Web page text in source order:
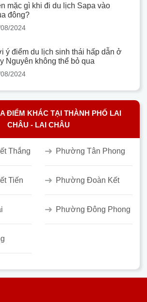
mặc gì khi đi du lịch Sapa vào
đông?
2024
ý điểm du lịch sinh thái hấp dẫn ở
Nguyên không thể bỏ qua
2024
ĐIỂM KHÁC TẠI THÀNH PHỐ LAI
CHÂU - LAI CHÂU
Thắng Phường Tân Phong
Tiến Phường Đoàn Kết
Phường Đông Phong